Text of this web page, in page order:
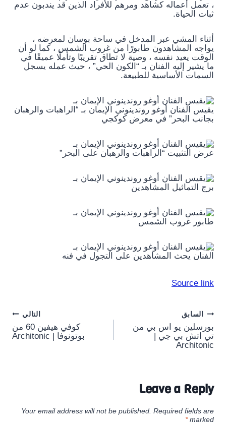
، تعمل أعماله كشاهد ومرهم للأفراد الذين قد يندبون عدم
ثبات الحياة.
أثناء المشي عبر المدخل في ساحة بوسان لمعرضه ،
يواجه المشاهدون طابورًا من غروب الشمس ، كما لو أن
الوقت يعيد نفسه ، وصية لا تطاق تقريبًا وتأملًا عميقًا في
ما يشير إليه الفنان بـ “الكون الحي” ، حيث عمله يسجل
السمات الأساسية للطبيعة.
يقيس الفنان أوغو روندينوني الإيمان بـ “الراهبات والرهبان
بجانب البحر” في معرض كوكجي
عرض التثبيت “الراهبات والرهبان على البحر”
برج التماثيل المشاهدين
طابور غروب الشمس
الفنان يحث المشاهدين على التجول في فنه
Source link
Post
navigation
السابق
بورسلين يو اس بي من
تي اتش بي جي |
Architonic
التالي
كوفي هيفين 60 من
بوتونوفا | Architonic
Leave a Reply
Your email address will not be published. Required fields are
marked
*